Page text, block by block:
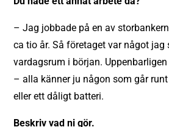
– Jag jobbade på en av
ca tio år. Så företaget var något
vardagsrum i början.
– alla känner ju någon som går
eller ett dåligt batteri.
Beskriv vad ni gör.